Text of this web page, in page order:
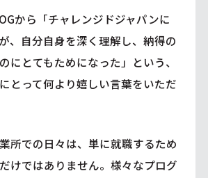
から「チャレンジドジャパンに
、自分自身を深く理解し、納得の
にとてもためになった」という、
とって何より嬉しい言葉をいただ
所での日々は、単に就職するため
けではありません。様々なプログ